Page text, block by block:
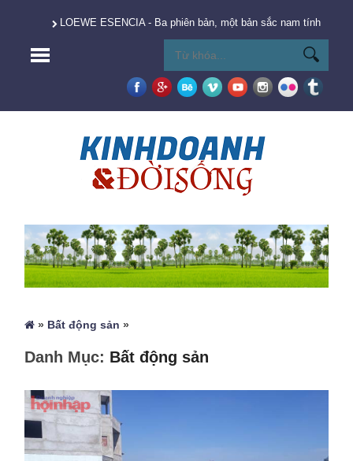
LOEWE ESENCIA - Ba phiên bản, một bản sắc nam tính vượt
» Bất động sản »
Danh Mục: Bất động sản